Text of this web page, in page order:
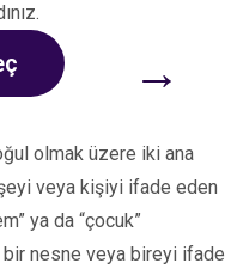
→
olmak üzere iki ana
veya kişiyi ifade eden
ya da “çocuk”
nesne veya bireyi ifade